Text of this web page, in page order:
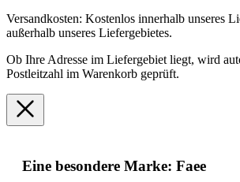
Versandkosten: Kostenlos innerhalb unseres
außerhalb unseres Liefergebietes.
Ob Ihre Adresse im Liefergebiet liegt, wird
Postleitzahl im Warenkorb geprüft.
Eine besondere Marke: Faee